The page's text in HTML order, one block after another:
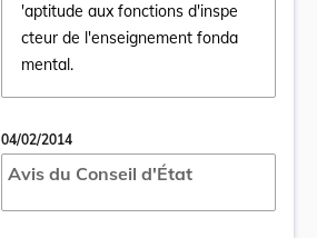
'aptitude aux fonctions d'inspe
cteur de l'enseignement fonda
mental.
04/02/2014
Avis du Conseil d'État